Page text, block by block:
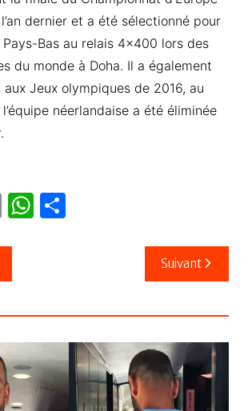
dernier et a été sélectionné pour
Bas au relais 4×400 lors des
du monde à Doha. Il a également
Jeux olympiques de 2016, au
néerlandaise a été éliminée
E
ail
W
A
p
P
er
Suivant